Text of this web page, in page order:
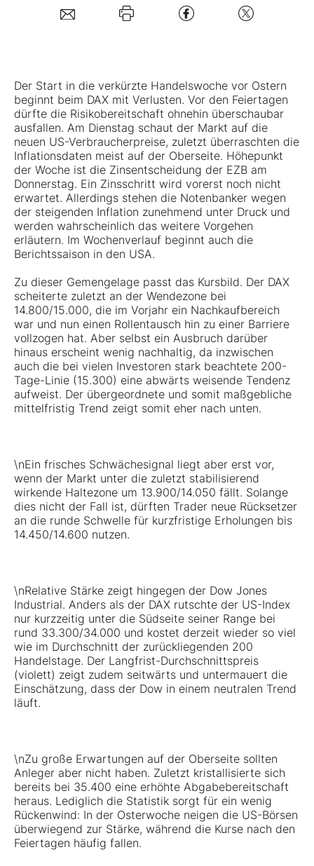
Folgen Sie uns
Der Start in die verkürzte Handelswoche vor Ostern
beginnt beim DAX mit Verlusten. Vor den Feiertagen
dürfte die Risikobereitschaft ohnehin überschaubar
ausfallen. Am Dienstag schaut der Markt auf die
neuen US-Verbraucherpreise, zuletzt überraschten die
Inflationsdaten meist auf der Oberseite. Höhepunkt
der Woche ist die Zinsentscheidung der EZB am
Donnerstag. Ein Zinsschritt wird vorerst noch nicht
erwartet. Allerdings stehen die Notenbanker wegen
der steigenden Inflation zunehmend unter Druck und
werden wahrscheinlich das weitere Vorgehen
erläutern. Im Wochenverlauf beginnt auch die
Berichtssaison in den USA.
Zu dieser Gemengelage passt das Kursbild. Der DAX
scheiterte zuletzt an der Wendezone bei
14.800/15.000, die im Vorjahr ein Nachkaufbereich
war und nun einen Rollentausch hin zu einer Barriere
vollzogen hat. Aber selbst ein Ausbruch darüber
hinaus erscheint wenig nachhaltig, da inzwischen
auch die bei vielen Investoren stark beachtete 200-
Tage-Linie (15.300) eine abwärts weisende Tendenz
aufweist. Der übergeordnete und somit maßgebliche
mittelfristig Trend zeigt somit eher nach unten.
\nEin frisches Schwächesignal liegt aber erst vor,
wenn der Markt unter die zuletzt stabilisierend
wirkende Haltezone um 13.900/14.050 fällt. Solange
dies nicht der Fall ist, dürften Trader neue Rücksetzer
an die runde Schwelle für kurzfristige Erholungen bis
14.450/14.600 nutzen.
\nRelative Stärke zeigt hingegen der Dow Jones
Industrial. Anders als der DAX rutschte der US-Index
nur kurzzeitig unter die Südseite seiner Range bei
rund 33.300/34.000 und kostet derzeit wieder so viel
wie im Durchschnitt der zurückliegenden 200
Handelstage. Der Langfrist-Durchschnittspreis
(violett) zeigt zudem seitwärts und untermauert die
Einschätzung, dass der Dow in einem neutralen Trend
läuft.
\nZu große Erwartungen auf der Oberseite sollten
Anleger aber nicht haben. Zuletzt kristallisierte sich
bereits bei 35.400 eine erhöhte Abgabebereitschaft
heraus. Lediglich die Statistik sorgt für ein wenig
Rückenwind: In der Osterwoche neigen die US-Börsen
überwiegend zur Stärke, während die Kurse nach den
Feiertagen häufig fallen.